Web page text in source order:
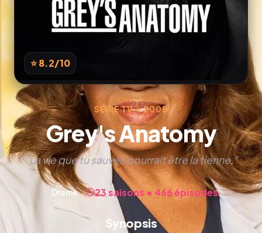
⭐ 8.2/10
SÉRIE TV • 2005
Grey's Anatomy
“La vie que tu sauves pourrait être la tienne.”
Drame 23 saisons • 466 épisodes
Synopsis